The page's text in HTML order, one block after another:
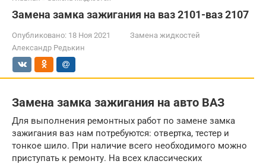
Замена замка зажигания на ваз 2101-ваз 2107
Опубликовано: 18 Ноя 2021
Замена жидкостей
Александр Редькин
Замена замка зажигания на авто ВАЗ
Для выполнения ремонтных работ по замене замка
зажигания ваз нам потребуются: отвертка, тестер и
тонкое шило. При наличие всего необходимого можно
приступать к ремонту. На всех классических